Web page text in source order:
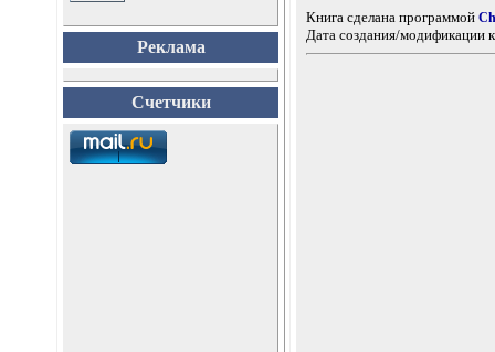
Реклама
Счетчики
Книга сделана программой
Дата создания/модификации